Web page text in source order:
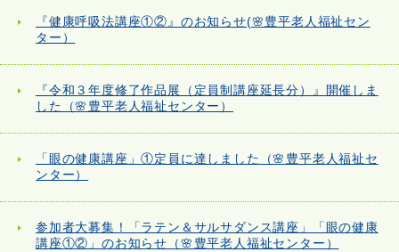
『健康呼吸法講座①②』のお知らせ(🌸豊平老人福祉セン
ター）
『令和３年度修了作品展（定員制講座延長分）』開催しま
した（🌸豊平老人福祉センター）
「眼の健康講座」①定員に達しました（🌸豊平老人福祉セ
ンター）
参加者大募集！「ラテン＆サルサダンス講座」「眼の健康
講座①②」のお知らせ（🌸豊平老人福祉センター）